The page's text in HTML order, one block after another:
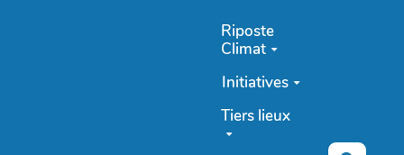
Riposte
Climat
Initiatives
Tiers lieux